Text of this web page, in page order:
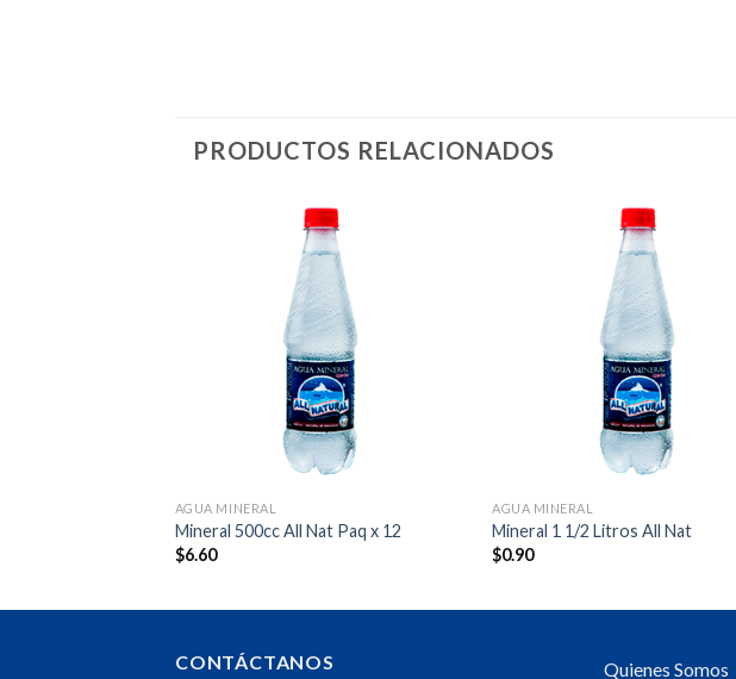
PRODUCTOS RELACIONADOS
AGUA MINERAL
Mineral 500cc All Nat Paq x 12
$6.60
AGUA MINERAL
Mineral 1 1/2 Litros All Nat
$0.90
CONTÁCTANOS Quienes Somos